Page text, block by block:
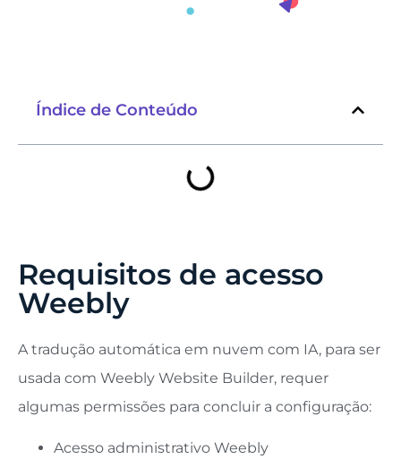
Índice de Conteúdo
Requisitos de acesso
Weebly
A tradução automática em nuvem com IA, para ser
usada com Weebly Website Builder, requer
algumas permissões para concluir a configuração:
Acesso administrativo Weebly